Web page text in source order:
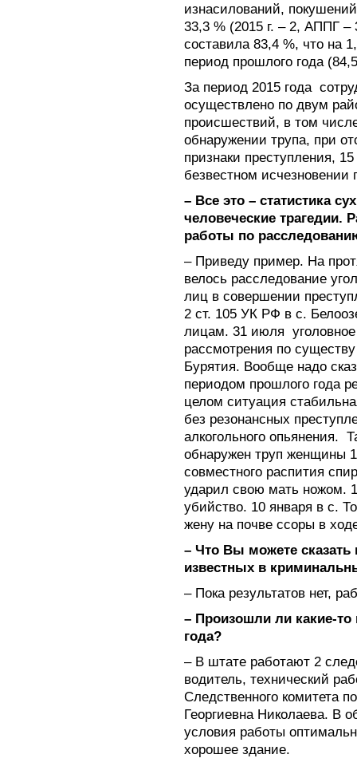
изнасилований,
33,3 % (2015 г. – 2, АППГ –
составила 83,4 %, что на
период прошлого года
За период 2015 года
осуществлено по двум
происшествий, в том
обнаружении трупа, при
признаки преступления,
безвестном исчезновении
– Все это – статистика
человеческие трагедии.
работы по
– Приведу пример. На
велось расследование
лиц в совершении
2 ст. 105 УК РФ в с.
лицам. 31 июля
рассмотрения по
Бурятия. Вообще надо
периодом прошлого года
целом ситуация
без резонансных
алкогольного опьянения.
обнаружен труп женщины
совместного распития
ударил свою мать ножом.
убийство. 10 января в с.
жену на почве ссоры в
– Что Вы можете сказать
известных в
– Пока результатов нет,
– Произошли ли какие-
года?
– В штате работают 2
водитель, технический
Следственного комитета
Георгиевна Николаева. В
условия работы
хорошее здание.